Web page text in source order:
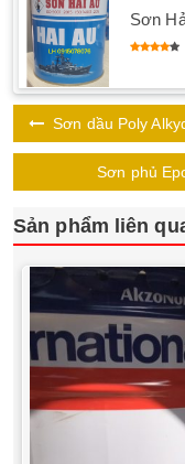
Sơn
Sơn dầu Poly
Sơn phủ
Sản phẩm liên